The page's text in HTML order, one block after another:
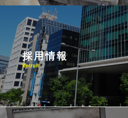
採用情報
Recruit